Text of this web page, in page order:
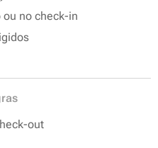
no check-in
out